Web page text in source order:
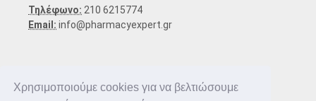
Χρησιμοποιούμε cookies για να βελτιώσουμε
Τηλέφωνο: 210 6215774
Email: info@pharmacyexpert.gr